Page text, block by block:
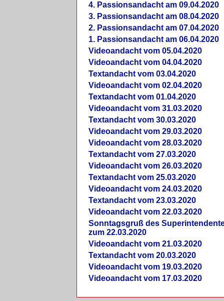
4. Passionsandacht am 09.04.2020
3. Passionsandacht am 08.04.2020
2. Passionsandacht am 07.04.2020
1. Passionsandacht am 06.04.2020
Videoandacht vom 05.04.2020
Videoandacht vom 04.04.2020
Textandacht vom 03.04.2020
Videoandacht vom 02.04.2020
Textandacht vom 01.04.2020
Videoandacht vom 31.03.2020
Textandacht vom 30.03.2020
Videoandacht vom 29.03.2020
Videoandacht vom 28.03.2020
Textandacht vom 27.03.2020
Videoandacht vom 26.03.2020
Textandacht vom 25.03.2020
Videoandacht vom 24.03.2020
Textandacht vom 23.03.2020
Videoandacht vom 22.03.2020
Sonntagsgruß des
zum 22.03.2020
Videoandacht vom 21.03.2020
Textandacht vom 20.03.2020
Videoandacht vom 19.03.2020
Videoandacht vom 17.03.2020